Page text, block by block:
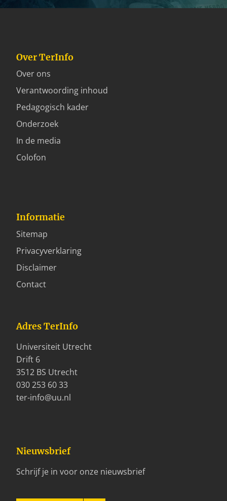
Over TerInfo
Over ons
Verantwoording inhoud
Pedagogisch kader
Onderzoek
In de media
Colofon
Informatie
Sitemap
Privacyverklaring
Disclaimer
Contact
Adres TerInfo
Universiteit Utrecht
Drift 6
3512 BS Utrecht
030 253 60 33
ter-info@uu.nl
Nieuwsbrief
Schrijf je in voor onze nieuwsbrief